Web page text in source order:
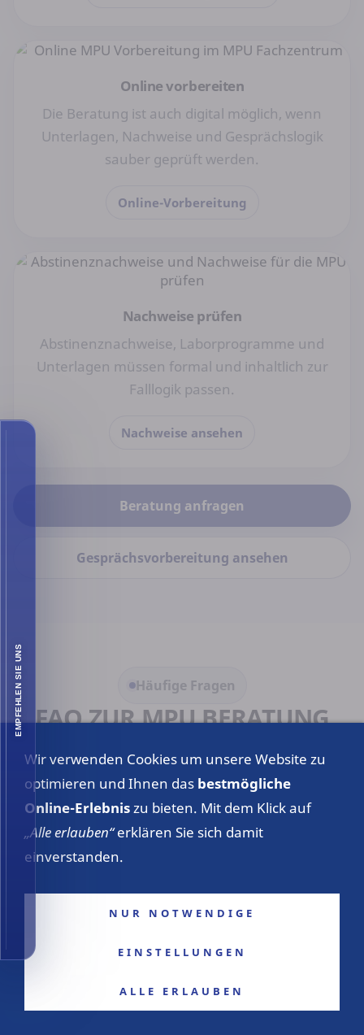
EMPFEHLEN SIE UNS
Online vorbereiten
Die Beratung ist auch digital möglich, wenn
Unterlagen, Nachweise und Gesprächslogik
sauber geprüft werden.
Online-Vorbereitung
Nachweise prüfen
Abstinenznachweise, Laborprogramme und
Unterlagen müssen formal und inhaltlich zur
Falllogik passen.
Nachweise ansehen
Beratung anfragen
Gesprächsvorbereitung ansehen
Häufige Fragen
FAQ ZUR MPU BERATUNG
Die wichtigsten Fragen zur regionalen MPU-
Vorbereitung, zur Online-Beratung, zur
Abgrenzung von Begutachtung und Vorbereitung
sowie zu den nächsten Schritten.
Kann ich die MPU-Vorbereitung im
Wir verwenden Cookies um unsere Website zu
optimieren und Ihnen das bestmögliche
Online-Erlebniszu bieten. Mit dem Klick auf
„Alle erlauben“erklären Sie sich damit
einverstanden.
NUR NOTWENDIGE
EINSTELLUNGEN
ALLE ERLAUBEN